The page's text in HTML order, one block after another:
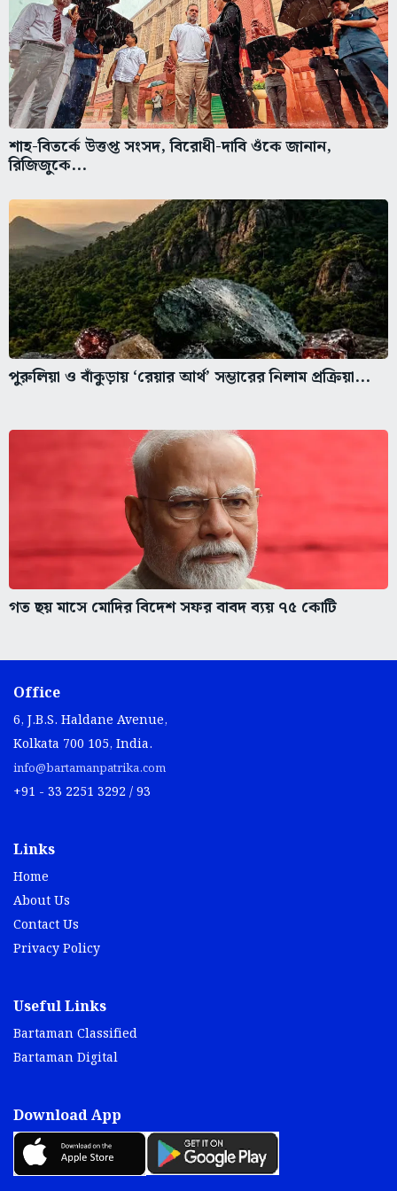
শাহ-বিতর্কে উত্তপ্ত সংসদ, বিরোধী-দাবি ওঁকে জানান,
রিজিজুকে...
পুরুলিয়া ও বাঁকুড়ায় ‘রেয়ার আর্থ’ সম্ভারের নিলাম প্রক্রিয়া...
গত ছয় মাসে মোদির বিদেশ সফর বাবদ ব্যয় ৭৫ কোটি
Office
6, J.B.S. Haldane Avenue,
Kolkata 700 105, India.
info@bartamanpatrika.com
+91 - 33 2251 3292 / 93
Links
Home
About Us
Contact Us
Privacy Policy
Useful Links
Bartaman Classified
Bartaman Digital
Download App